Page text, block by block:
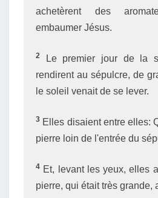
achetèrent des
embaumer Jésus.
2
Le premier jour de la
rendirent au sépulcre, de
le soleil venait de se lever.
3 Elles disaient entre elles:
pierre loin de l'entrée du
4 Et, levant les yeux, elles
pierre, qui était très grande,